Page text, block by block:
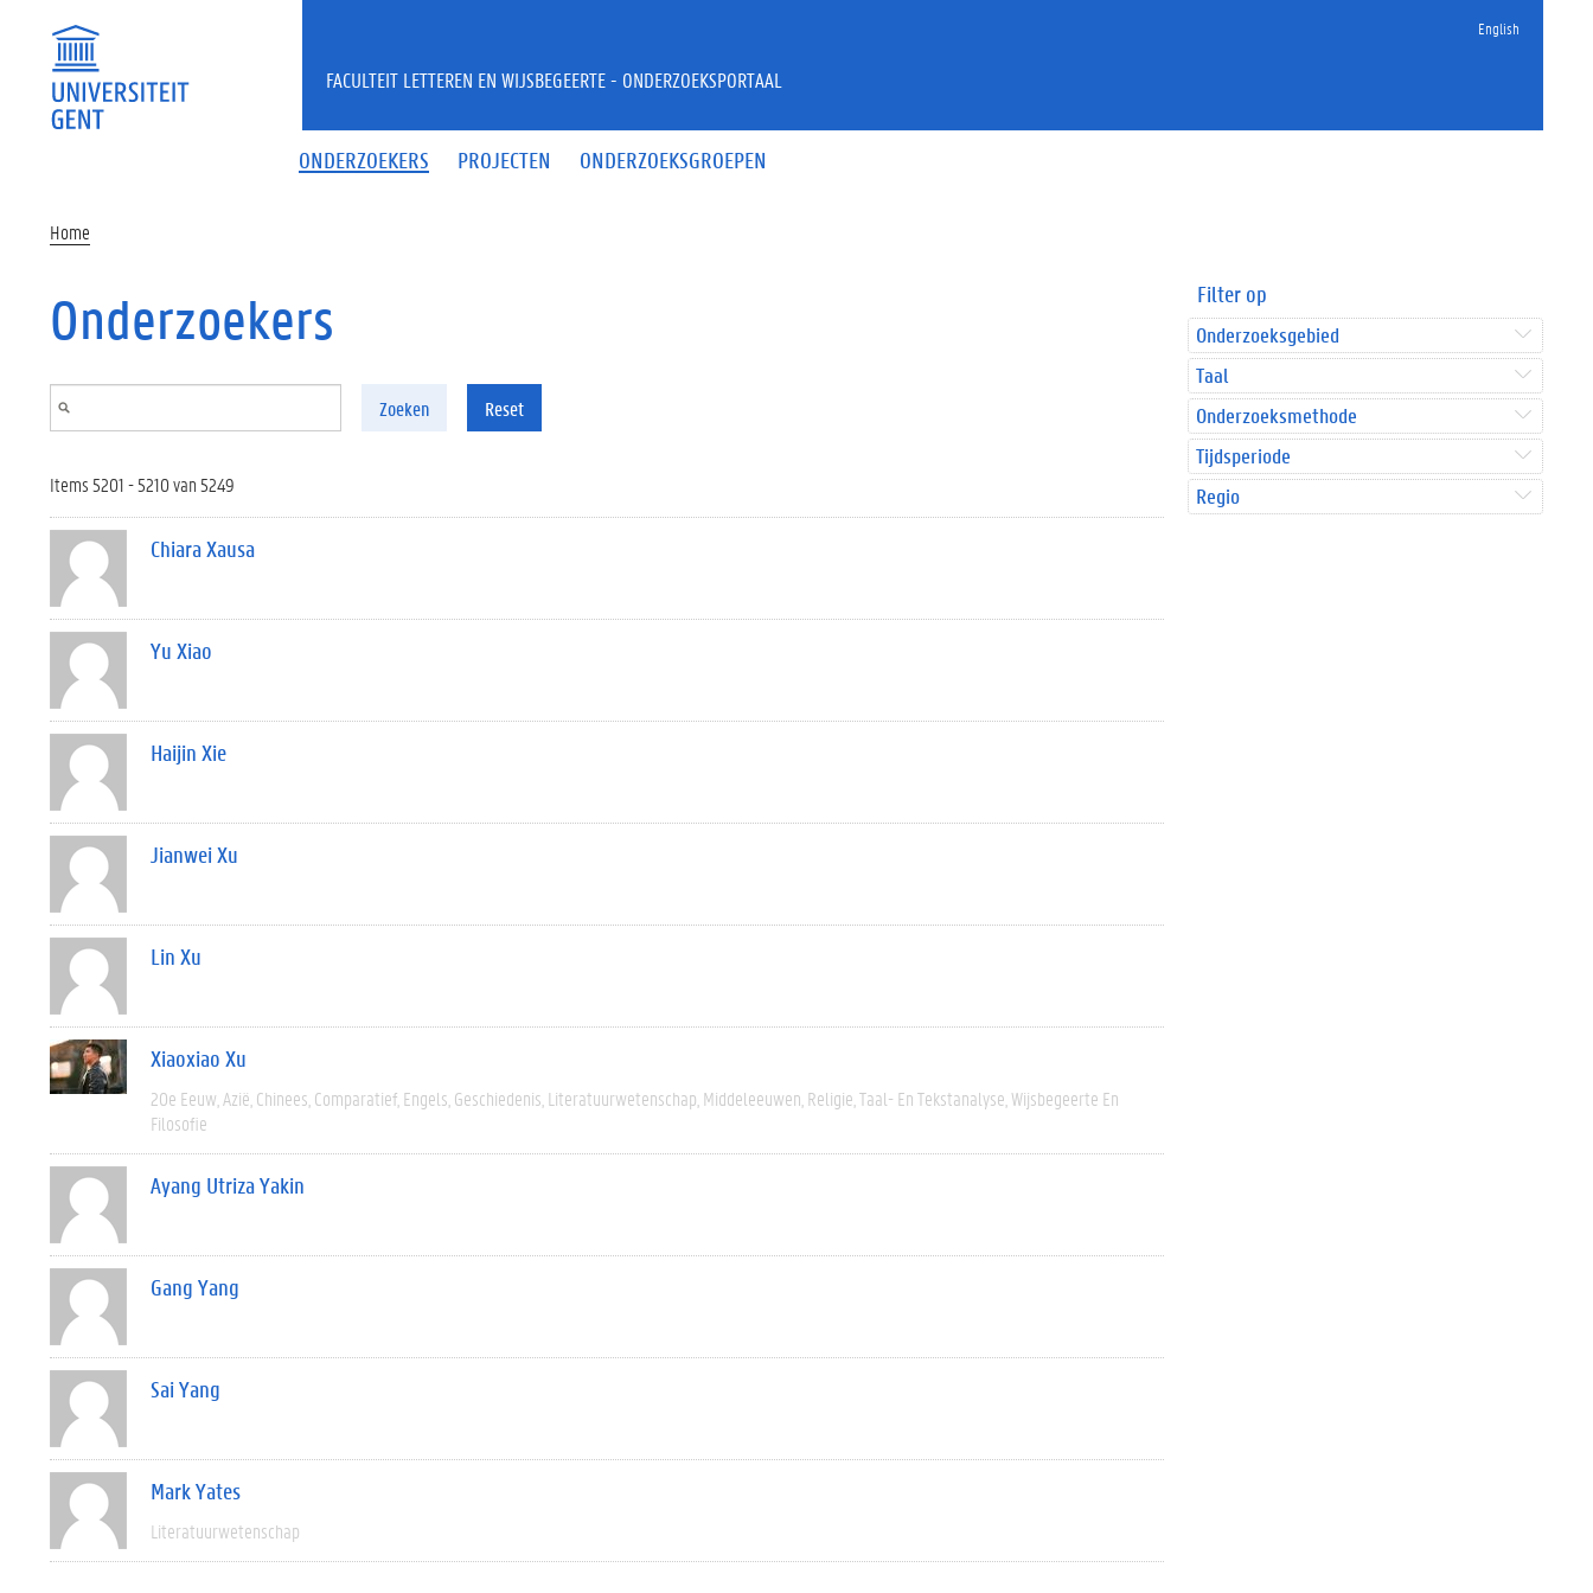
English
ONDERZOEKERS PROJECTEN ONDERZOEKSGROEPEN
FACULTEIT LETTEREN EN WIJSBEGEERTE - ONDERZOEKSPORTAAL
Home
Onderzoekers
Zoeken Reset
Items 5201 - 5210 van 5249
Chiara Xausa
Yu Xiao
Haijin Xie
Jianwei Xu
Lin Xu
Xiaoxiao Xu
20e Eeuw Azië Chinees Comparatief Engels Geschiedenis Literatuurwetenschap Middeleeuwen Religie Taal- En Tekstanalyse Wijsbegeerte En
Filosofie
Ayang Utriza Yakin
Gang Yang
Sai Yang
Mark Yates
Literatuurwetenschap
Filter op
Onderzoeksgebied
Taal
Onderzoeksmethode
Tijdsperiode
Regio